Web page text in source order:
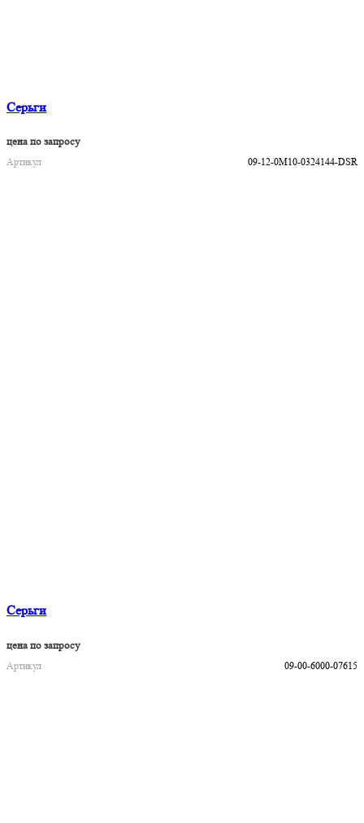
Серьги
цена по запросу
Артикул
09-12-0M10-0324144-DSR
Серьги
цена по запросу
Артикул
09-00-6000-07615